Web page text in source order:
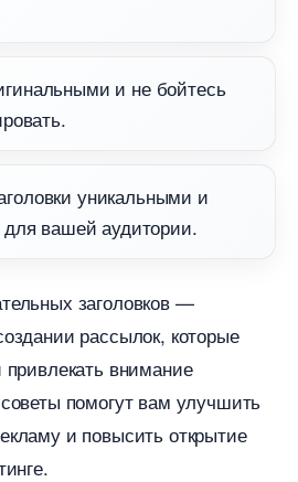
и не бойтесь
уникальными и
вашей аудитории.
заголовков —
рассылок, которые
внимание
помогут вам улучшить
и повысить открытие